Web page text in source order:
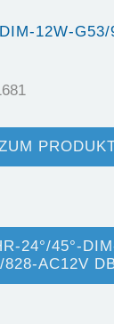
12W-
24°/45°-
828-AC12V